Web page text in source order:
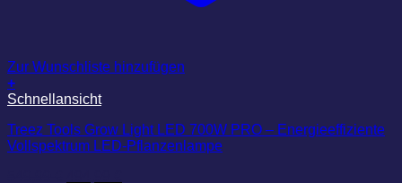
Zur Wunschliste hinzufügen
+
Schnellansicht
Treez Tools Grow Light LED 700W PRO – Energieeffiziente
Vollspektrum LED-Pflanzenlampe